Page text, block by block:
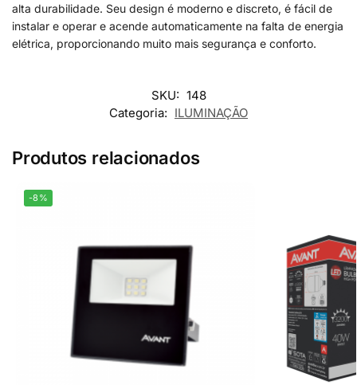
alta durabilidade. Seu design é moderno e discreto, é fácil de
instalar e operar e acende automaticamente na falta de energia
elétrica, proporcionando muito mais segurança e conforto.
SKU: 148
Categoria: ILUMINAÇÃO
Produtos relacionados
-8%